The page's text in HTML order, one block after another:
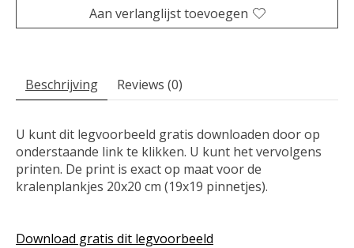
Aan verlanglijst toevoegen
Beschrijving Reviews (0)
U kunt dit legvoorbeeld gratis downloaden door op
onderstaande link te klikken. U kunt het vervolgens
printen. De print is exact op maat voor de
kralenplankjes 20x20 cm (19x19 pinnetjes).
Download gratis dit legvoorbeeld